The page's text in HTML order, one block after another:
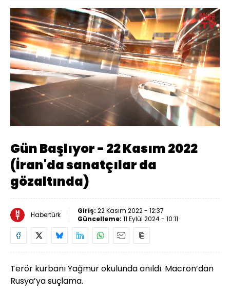
Aç
Yüklendi
46.29%
Oynatma
Hızı
Gün Başlıyor - 22 Kasım 2022
(İran'da sanatçılar da
gözaltında)
Habertürk Giriş: 22 Kasım 2022 - 12:37
Güncelleme: 11 Eylül 2024 - 10:11
Terör kurbanı Yağmur okulunda anıldı. Macron’dan
Rusya’ya suçlama.